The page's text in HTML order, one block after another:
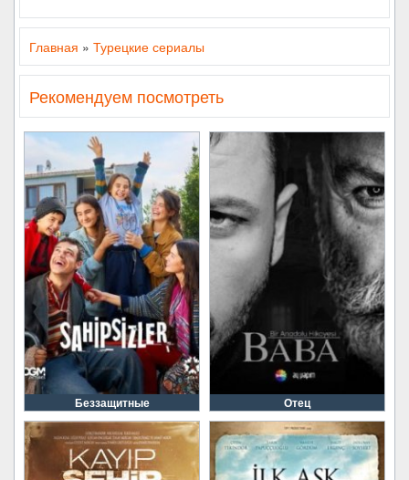
Главная » Турецкие сериалы
Рекомендуем посмотреть
Беззащитные Отец